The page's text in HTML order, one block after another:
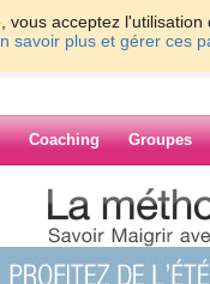
vous acceptez
savoir plus et gérer ces
Coaching Groupes
> > Petit Clown
de faf51